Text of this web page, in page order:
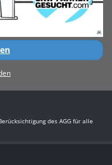
des AGG für alle